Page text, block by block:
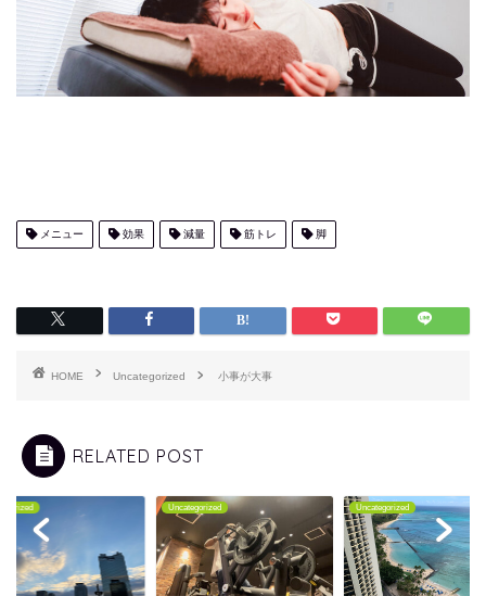
メニュー 効果 減量 筋トレ 脚
HOME Uncategorized 小事が大事
RELATED POST
Uncategorized Uncategorized